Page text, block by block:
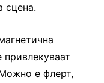
сцена.
привлекуваат
е флерт,